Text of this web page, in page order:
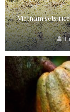
Vietnam sets